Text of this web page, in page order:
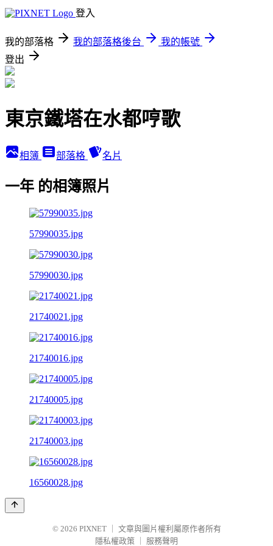
登入
我的部落格 我的部落格後台
我的帳號
登出
東京鐵塔在水都哼歌
相簿 部落格 名片
一年 的相簿照片
57990035.jpg
57990030.jpg
21740021.jpg
21740016.jpg
21740005.jpg
21740003.jpg
16560028.jpg
© 2026 PIXNET
文章與圖片權利屬原作者所有
隱私權政策
服務聲明